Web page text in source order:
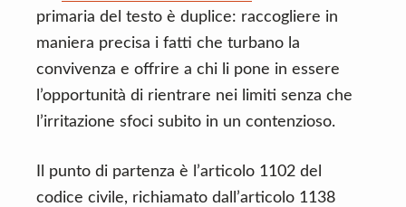
primaria del testo è duplice: raccogliere in
maniera precisa i fatti che turbano la
convivenza e offrire a chi li pone in essere
l’opportunità di rientrare nei limiti senza che
l’irritazione sfoci subito in un contenzioso.
Il punto di partenza è l’articolo 1102 del
codice civile, richiamato dall’articolo 1138